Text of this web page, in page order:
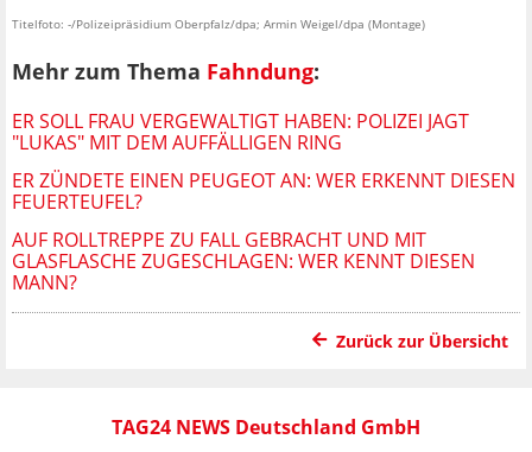
Titelfoto: -/Polizeipräsidium Oberpfalz/dpa; Armin Weigel/dpa (Montage)
Mehr zum Thema Fahndung:
ER SOLL FRAU VERGEWALTIGT HABEN: POLIZEI JAGT
"LUKAS" MIT DEM AUFFÄLLIGEN RING
ER ZÜNDETE EINEN PEUGEOT AN: WER ERKENNT DIESEN
FEUERTEUFEL?
AUF ROLLTREPPE ZU FALL GEBRACHT UND MIT
GLASFLASCHE ZUGESCHLAGEN: WER KENNT DIESEN
MANN?
Zurück zur Übersicht
TAG24 NEWS Deutschland GmbH